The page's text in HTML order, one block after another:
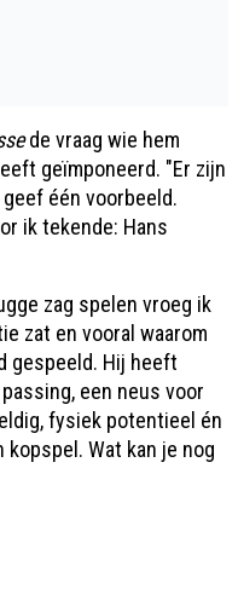
de vraag wie hem
geïmponeerd. "Er zijn
één voorbeeld.
ik tekende: Hans
zag spelen vroeg ik
zat en vooral waarom
gespeeld. Hij heeft
een neus voor
fysiek potentieel én
Wat kan je nog